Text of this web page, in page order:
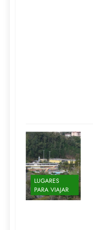
LUGARES
PARA VIAJAR